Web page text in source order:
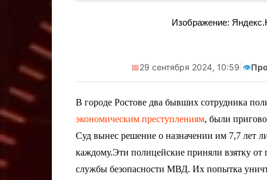
Изображение:
📅29 сентября 2024, 10:59 👁️
В городе Ростове два бывших сотрудника
экономическим преступлениям, были
Суд вынес решение о назначении им 7,7 лет
каждому.Эти полицейские приняли взятку
службы безопасности МВД. Их попытка
А.А. ИНН:610207641003
А.А.